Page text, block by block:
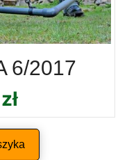
6/2017
zł